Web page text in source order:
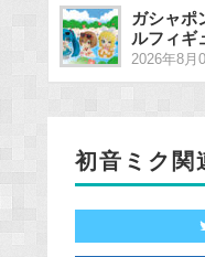
ガシャポ
ルフィギ
2026年8月
初音ミク関